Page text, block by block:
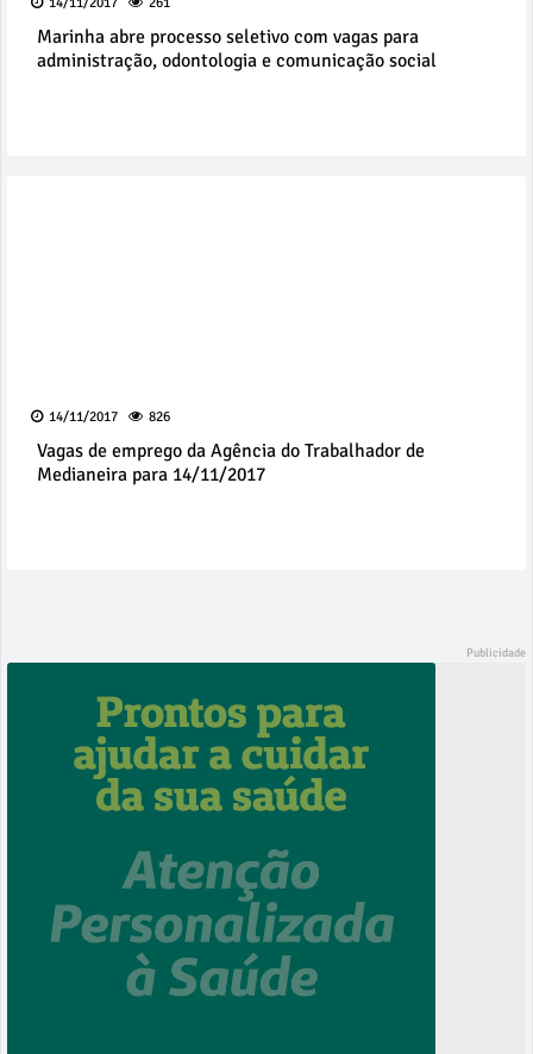
Marinha abre processo seletivo com vagas para
administração, odontologia e comunicação social
14/11/2017 826
Vagas de emprego da Agência do Trabalhador de
Medianeira para 14/11/2017